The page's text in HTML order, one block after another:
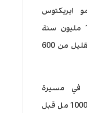
ايريكتوس
Homo Erectus, قبل 1.8 مليون سنة
اظهرت ادمغة حجمها اكبر بقليل من 600
في مسيرة
تصاعدية بطيئة, لتصل الى 1000 مل قبل